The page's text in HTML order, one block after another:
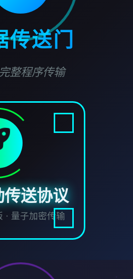
传送门
整程序传输
传送协议
· 量子加密传输